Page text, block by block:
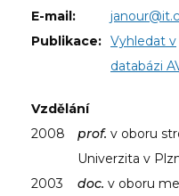
E-mail:
Publikace: Vyhledat v
databázi
Vzdělání
2008
prof. v oboru
Univerzita v
2003
doc. v oboru